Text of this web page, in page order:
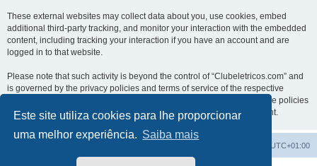
Este site utiliza cookies para lhe proporcionar
uma melhor experiência. Saiba mais
These external websites may collect data about you, use cookies, embed
additional third-party tracking, and monitor your interaction with the embedded
content, including tracking your interaction if you have an account and are
logged in to that website.
Please note that such activity is beyond the control of “Clubeletricos.com” and
is governed by the privacy policies and terms of service of the respective
external websites. We encourage you to review the privacy and cookie policies
of any third-party services you interact with through embedded content.
UTC+01:00